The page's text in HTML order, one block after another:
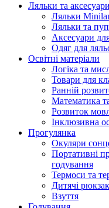
Ляльки та аксесуари
Ляльки
Ляльки та
Аксесуари
Одяг для
Освітні матеріали
Логіка та
Товари для
Ранній
Математика
Розвиток
Інклюзивна
Прогулянка
Окуляри
Портативні
годування
Термоси та
Дитячі
Взуття